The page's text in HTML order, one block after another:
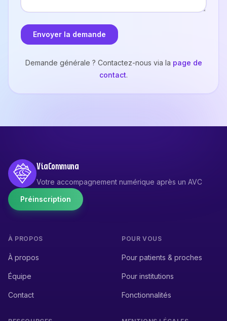
Envoyer la demande
Demande générale ? Contactez-nous via la page de
contact.
ViaCommuna
Votre accompagnement numérique après un AVC
Préinscription
À PROPOS
À propos
Équipe
Contact
POUR VOUS
Pour patients & proches
Pour institutions
Fonctionnalités